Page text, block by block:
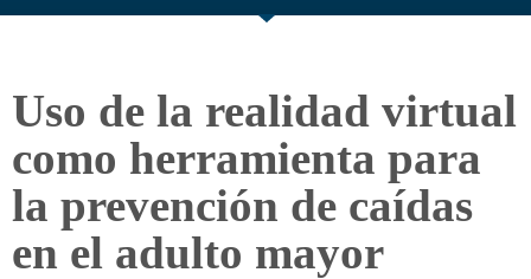
Uso de la realidad virtual
como herramienta para
la prevención de caídas
en el adulto mayor